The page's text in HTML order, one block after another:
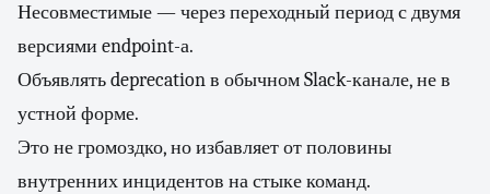
Несовместимые — через переходный период с двумя
версиями endpoint-а.
Объявлять deprecation в обычном Slack-канале, не в
устной форме.
Это не громоздко, но избавляет от половины
внутренних инцидентов на стыке команд.